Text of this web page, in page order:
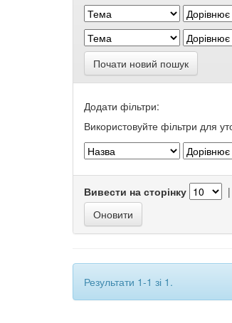
Почати новий пошук
Додати фільтри:
Використовуйте фільтри для
Вивести на сторінку |
Результати 1-1 зі 1.